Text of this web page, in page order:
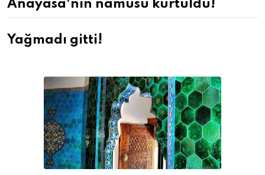
Anayasa'nın namusu kurtuldu!
Yağmadı gitti!